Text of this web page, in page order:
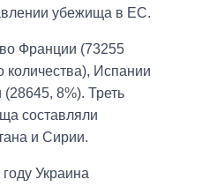
убежища в ЕС.
Франции (73255
количества), Испании
8%). Треть
составляли
и Сирии.
Украина